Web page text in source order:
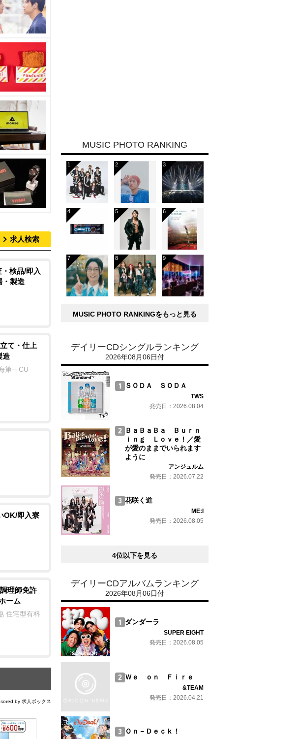
求人検索
・検品/即入
・製造
て・仕上
造
第一CU
OK/即入寮
理師免許
ーム
住宅型有料
by 求人ボックス
MUSIC PHOTO RANKING
MUSIC PHOTO RANKINGをもっと見る
デイリーCDシングルランキング
2026年08月06日付
ＳＯＤＡ ＳＯＤＡ
TWS
発売日：2026.08.04
ＢａＢａＢａ Ｂｕｒｎ
ｉｎｇ Ｌｏｖｅ！／愛
が愛のままでいられます
ように
アンジュルム
発売日：2026.07.22
花咲く道
ME:I
発売日：2026.08.05
4位以下を見る
デイリーCDアルバムランキング
2026年08月06日付
ダンダーラ
SUPER EIGHT
発売日：2026.08.05
Ｗｅ ｏｎ Ｆｉｒｅ
&TEAM
発売日：2026.04.21
Ｏｎ－Ｄｅｃｋ！